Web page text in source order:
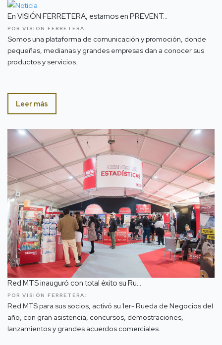
En VISIÓN FERRETERA, estamos en PREVENT...
POR VISIÓN FERRETERA:
Somos una plataforma de comunicación y promoción, donde
pequeñas, medianas y grandes empresas dan a conocer sus
productos y servicios.
Leer más
Red MTS inauguró con total éxito su Ru...
POR VISIÓN FERRETERA:
Red MTS para sus socios, activó su 1er- Rueda de Negocios del
año, con gran asistencia, concursos, demostraciones,
lanzamientos y grandes acuerdos comerciales.